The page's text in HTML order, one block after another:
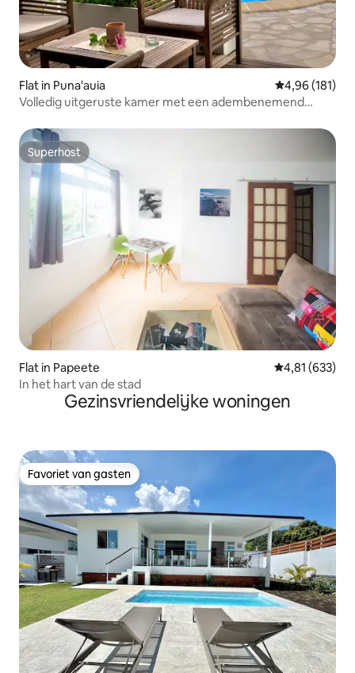
Flat in Puna'auia Gemiddelde
4,96 (181)
Volledig uitgeruste kamer met een adembenemend
Superhost
Superhost
Flat in Papeete Gemiddelde
4,81 (633)
In het hart van de stad
Gezinsvriendelijke woningen
Favoriet van gasten
Favoriet van gasten